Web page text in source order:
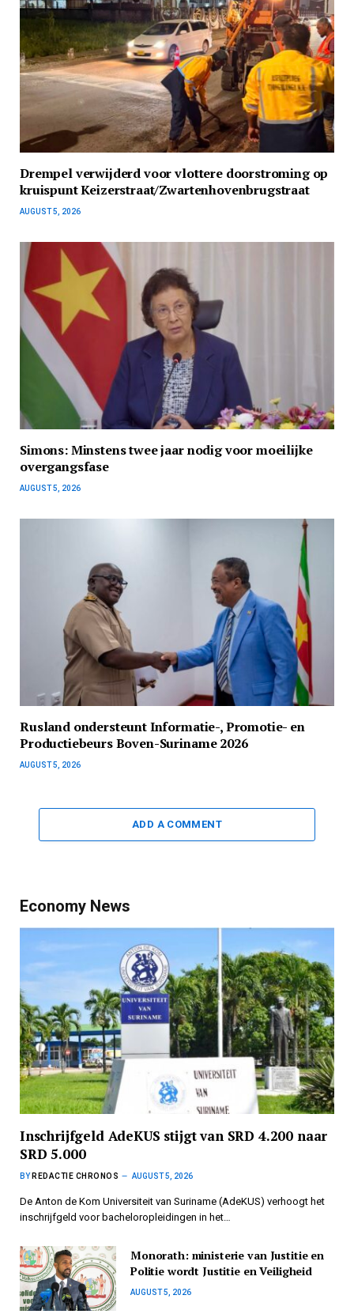
Drempel verwijderd voor vlottere doorstroming op
kruispunt Keizerstraat/Zwartenhovenbrugstraat
AUGUST 5, 2026
Simons: Minstens twee jaar nodig voor moeilijke
overgangsfase
AUGUST 5, 2026
Rusland ondersteunt Informatie-, Promotie- en
Productiebeurs Boven-Suriname 2026
AUGUST 5, 2026
ADD A COMMENT
Economy News
Inschrijfgeld AdeKUS stijgt van SRD 4.200 naar
SRD 5.000
BY REDACTIE CHRONOS AUGUST 5, 2026
De Anton de Kom Universiteit van Suriname (AdeKUS) verhoogt het
inschrijfgeld voor bacheloropleidingen in het…
Monorath: ministerie van Justitie en
Politie wordt Justitie en Veiligheid
AUGUST 5, 2026